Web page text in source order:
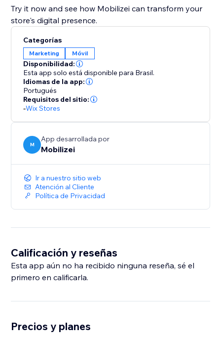
Try it now and see how Mobilizei can transform your
store's digital presence.
Categorías
Marketing Móvil
Disponibilidad:
Esta app solo está disponible para Brasil.
Idiomas de la app:
Portugués
Requisitos del sitio:
-Wix Stores
M
App desarrollada por
Mobilizei
Ir a nuestro sitio web
Atención al Cliente
Política de Privacidad
Calificación y reseñas
Esta app aún no ha recibido ninguna reseña, sé el
primero en calificarla.
Precios y planes